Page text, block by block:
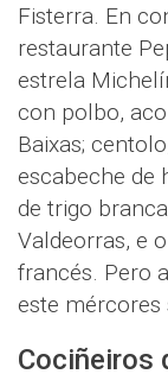
Fisterra. En
restaurante
estrela
con polbo,
Baixas;
escabeche de
de trigo
Valdeorras, e
francés. Pero
este mércores
Cociñeiros